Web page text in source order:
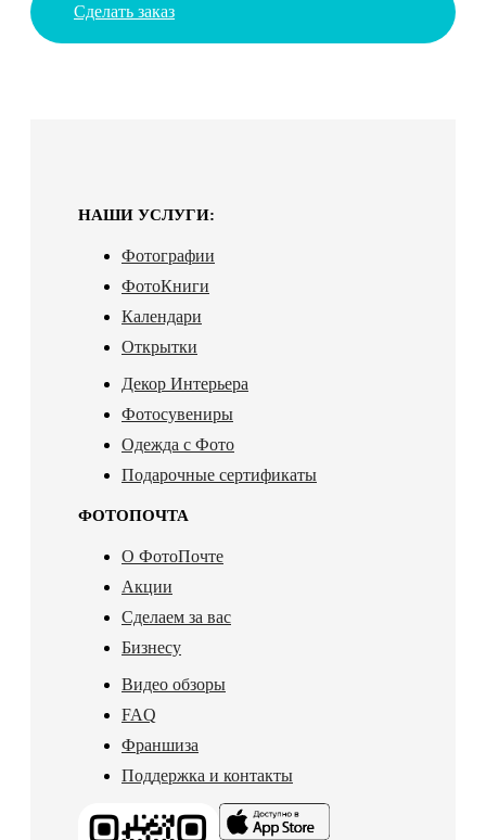
Сделать заказ
НАШИ УСЛУГИ:
Фотографии
ФотоКниги
Календари
Открытки
Декор Интерьера
Фотосувениры
Одежда с Фото
Подарочные сертификаты
ФОТОПОЧТА
О ФотоПочте
Акции
Сделаем за вас
Бизнесу
Видео обзоры
FAQ
Франшиза
Поддержка и контакты